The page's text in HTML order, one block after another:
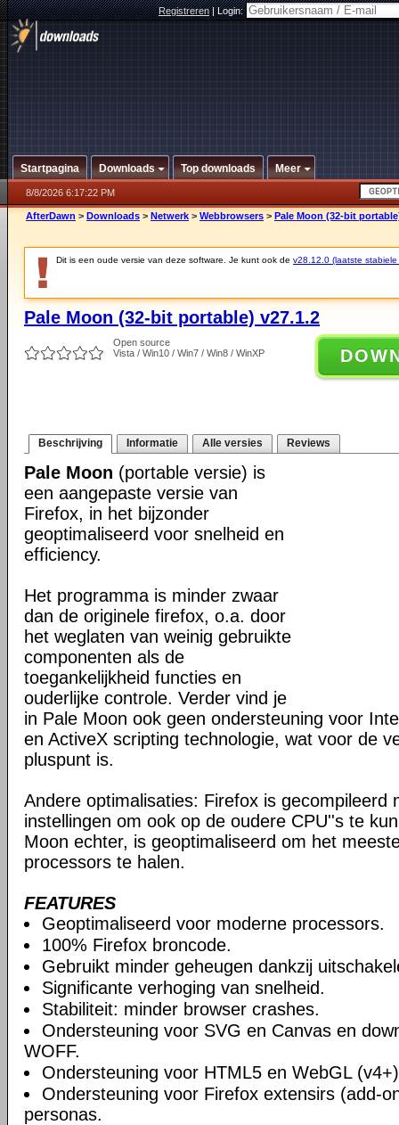
Registreren|Login:
Startpagina Downloads Top downloads Meer
8/8/2026 6:17:22 PM
AfterDawn > Downloads > Netwerk > Webbrowsers > Pale Moon (32-bit
Dit is een oude versie van deze software. Je kunt ook de v28.12.0 (laatste stabiele
Pale Moon (32-bit portable) v27.1.2
Open source
Vista / Win10 / Win7 / Win8 / WinXP
Beschrijving Informatie Alle versies Reviews
Pale Moon (portable versie) is
een aangepaste versie van
Firefox, in het bijzonder
geoptimaliseerd voor snelheid en
efficiency.
Het programma is minder zwaar
dan de originele firefox, o.a. door
het weglaten van weinig gebruikte
componenten als de
toegankelijkheid functies en
ouderlijke controle. Verder vind je
in Pale Moon ook geen ondersteuning voor
en ActiveX scripting technologie, wat voor de
pluspunt is.
Andere optimalisaties: Firefox is gecompileerd
instellingen om ook op de oudere CPU''s te
Moon echter, is geoptimaliseerd om het
processors te halen.
FEATURES
Geoptimaliseerd voor moderne processors.
100% Firefox broncode.
Gebruikt minder geheugen dankzij
Significante verhoging van snelheid.
Stabiliteit: minder browser crashes.
Ondersteuning voor SVG en Canvas en
WOFF.
Ondersteuning voor HTML5 en WebGL
Ondersteuning voor Firefox extensirs (add-
personas.